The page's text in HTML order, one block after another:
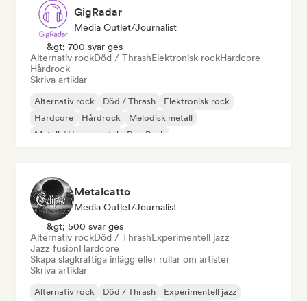
GigRadar
Media Outlet/Journalist
&gt; 700 svar ges
Alternativ rockDöd / ThrashElektronisk rockHardcore
Hårdrock
Skriva artiklar
Alternativ rock Död / Thrash
Elektronisk rock
Hardcore
Hårdrock
Melodisk metall
Metall / Heavy metal
Pop Punk
Metalcatto
Media Outlet/Journalist
&gt; 500 svar ges
Alternativ rockDöd / ThrashExperimentell jazz
Jazz fusionHardcore
Skapa slagkraftiga inlägg eller rullar om artister
Skriva artiklar
Alternativ rock Död / Thrash
Experimentell jazz